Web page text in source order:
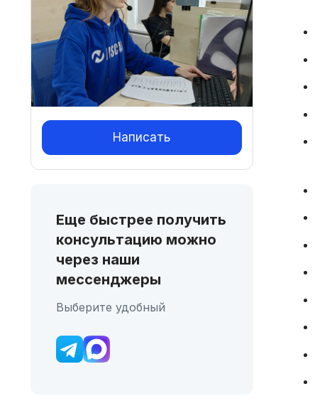
Написать
Еще быстрее получить
консультацию можно
через наши
мессенджеры
Выберите удобный